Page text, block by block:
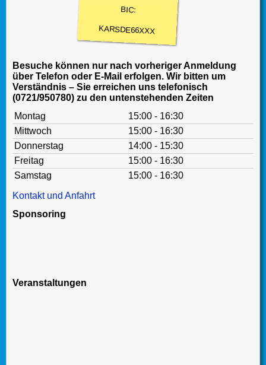
BIC:
KARSDE66XXX
Besuche können nur nach vorheriger Anmeldung
über Telefon oder E-Mail erfolgen. Wir bitten um
Verständnis – Sie erreichen uns telefonisch
(0721/950780) zu den untenstehenden Zeiten
Montag
15:00 - 16:30
Mittwoch
15:00 - 16:30
Donnerstag
14:00 - 15:30
Freitag
15:00 - 16:30
Samstag
15:00 - 16:30
Kontakt und Anfahrt
Sponsoring
Veranstaltungen